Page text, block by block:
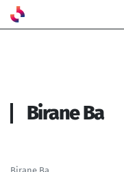
Aller au contenu principal
Birane Ba